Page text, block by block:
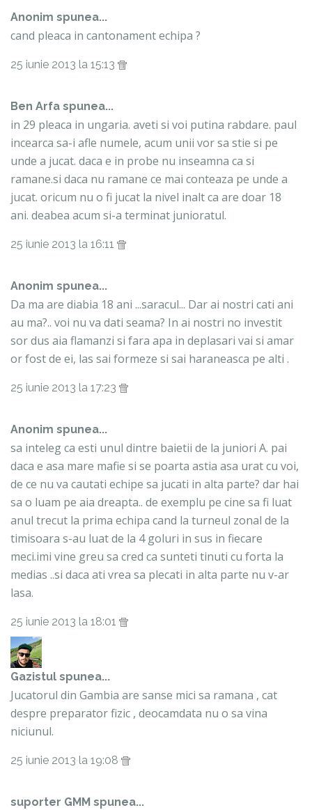
Anonim spunea...
cand pleaca in cantonament echipa ?
25 iunie 2013 la 15:13
Ben Arfa spunea...
in 29 pleaca in ungaria. aveti si voi putina rabdare. paul
incearca sa-i afle numele, acum unii vor sa stie si pe
unde a jucat. daca e in probe nu inseamna ca si
ramane.si daca nu ramane ce mai conteaza pe unde a
jucat. oricum nu o fi jucat la nivel inalt ca are doar 18
ani. deabea acum si-a terminat junioratul.
25 iunie 2013 la 16:11
Anonim spunea...
Da ma are diabia 18 ani ...saracul... Dar ai nostri cati ani
au ma?.. voi nu va dati seama? In ai nostri no investit
sor dus aia flamanzi si fara apa in deplasari vai si amar
or fost de ei, las sai formeze si sai haraneasca pe alti .
25 iunie 2013 la 17:23
Anonim spunea...
sa inteleg ca esti unul dintre baietii de la juniori A. pai
daca e asa mare mafie si se poarta astia asa urat cu voi,
de ce nu va cautati echipe sa jucati in alta parte? dar hai
sa o luam pe aia dreapta.. de exemplu pe cine sa fi luat
anul trecut la prima echipa cand la turneul zonal de la
timisoara s-au luat de la 4 goluri in sus in fiecare
meci.imi vine greu sa cred ca sunteti tinuti cu forta la
medias ..si daca ati vrea sa plecati in alta parte nu v-ar
lasa.
25 iunie 2013 la 18:01
Gazistul spunea...
Jucatorul din Gambia are sanse mici sa ramana , cat
despre preparator fizic , deocamdata nu o sa vina
niciunul.
25 iunie 2013 la 19:08
suporter GMM spunea...